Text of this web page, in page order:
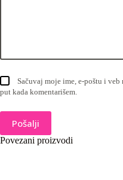
Sačuvaj moje ime, e-poštu i
put kada komentarišem.
Pošalji
Povezani proizvodi